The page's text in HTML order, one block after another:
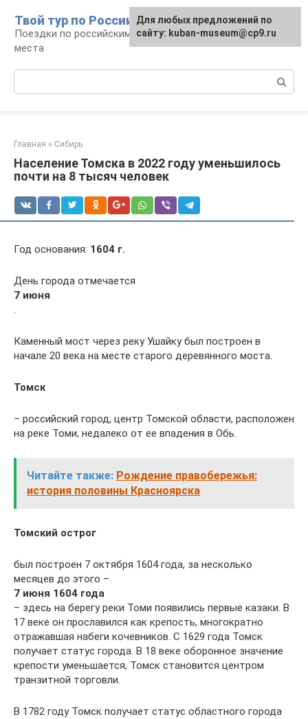
контенту
Твой тур по России
Поездки по российским городам, маршруты и
места
Главная » Сибирь
Население Томска в 2022 году уменьшилось
почти на 8 тысяч человек
Год основания: 1604 г.
День города отмечается
7 июня
.
Каменный мост через реку Ушайку был построен в
начале 20 века на месте старого деревянного моста.
Томск
– российский город, центр Томской области, расположен
на реке Томи, недалеко от ее впадения в Обь.
Читайте также: Рождение правобережья:
история половины Красноярска
Томский острог
был построен 7 октября 1604 года, за несколько
месяцев до этого –
7 июня 1604 года
– здесь на берегу реки Томи появились первые казаки. В
17 веке он прославился как крепость, многократно
отражавшая набеги кочевников. С 1629 года Томск
получает статус города. В 18 веке оборонное значение
крепости уменьшается, Томск становится центром
транзитной торговли.
В 1782 году Томск получает статус областного города
Для любых предложений по
сайту: kuban-museum@cp9.ru